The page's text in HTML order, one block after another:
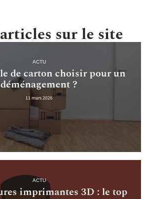
sur le site
ACTU
de carton choisir pour un
déménagement ?
11 mars 2026
ACTU
imprimantes 3D : le top